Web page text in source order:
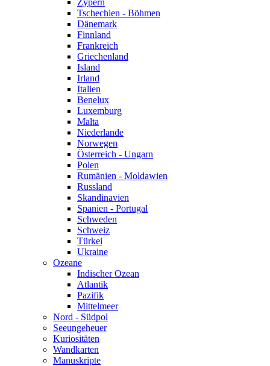
Zypern
Tschechien - Böhmen
Dänemark
Finnland
Frankreich
Griechenland
Island
Irland
Italien
Benelux
Luxemburg
Malta
Niederlande
Norwegen
Österreich - Ungarn
Polen
Rumänien - Moldawien
Russland
Skandinavien
Spanien - Portugal
Schweden
Schweiz
Türkei
Ukraine
Ozeane
Indischer Ozean
Atlantik
Pazifik
Mittelmeer
Nord - Südpol
Seeungeheuer
Kuriositäten
Wandkarten
Manuskripte